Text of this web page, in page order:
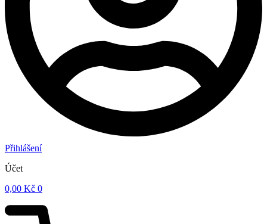
Přihlášení
Účet
0,00 Kč 0